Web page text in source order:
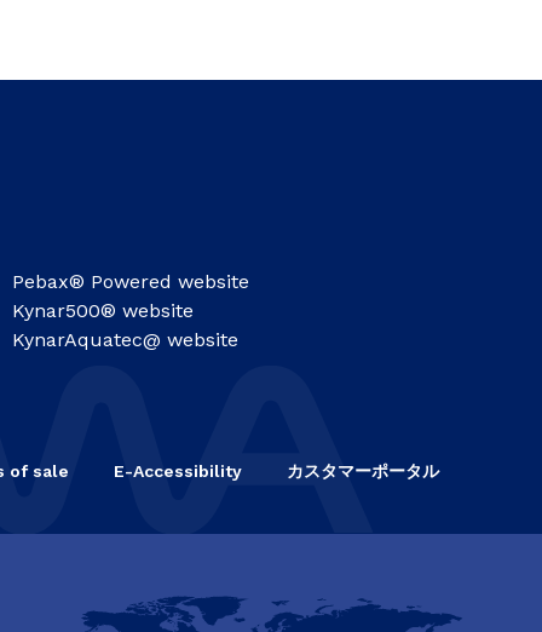
Pebax® Powered website
Kynar500® website
KynarAquatec@ website
of sale E-Accessibility カスタマーポータル